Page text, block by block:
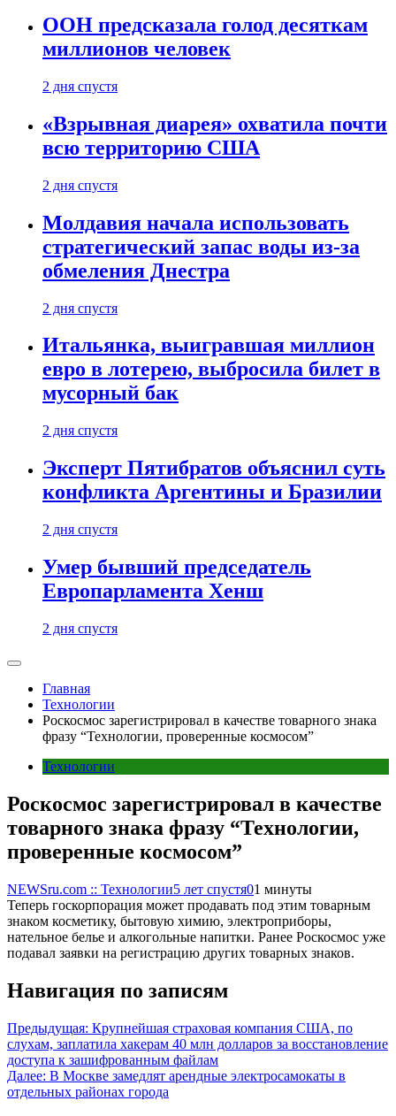
ООН предсказала голод десяткам
миллионов человек
2 дня спустя
«Взрывная диарея» охватила почти
всю территорию США
2 дня спустя
Молдавия начала использовать
стратегический запас воды из-за
обмеления Днестра
2 дня спустя
Итальянка, выигравшая миллион
евро в лотерею, выбросила билет в
мусорный бак
2 дня спустя
Эксперт Пятибратов объяснил суть
конфликта Аргентины и Бразилии
2 дня спустя
Умер бывший председатель
Европарламента Хенш
2 дня спустя
Главная
Технологии
Роскосмос зарегистрировал в качестве товарного знака
фразу “Технологии, проверенные космосом”
Технологии
Роскосмос зарегистрировал в качестве
товарного знака фразу “Технологии,
проверенные космосом”
NEWSru.com :: Технологии5 лет спустя01 минуты
Теперь госкорпорация может продавать под этим товарным
знаком косметику, бытовую химию, электроприборы,
нательное белье и алкогольные напитки. Ранее Роскосмос уже
подавал заявки на регистрацию других товарных знаков.
Навигация по записям
Предыдущая: Крупнейшая страховая компания США, по
слухам, заплатила хакерам 40 млн долларов за восстановление
доступа к зашифрованным файлам
Далее: В Москве замедлят арендные электросамокаты в
отдельных районах города